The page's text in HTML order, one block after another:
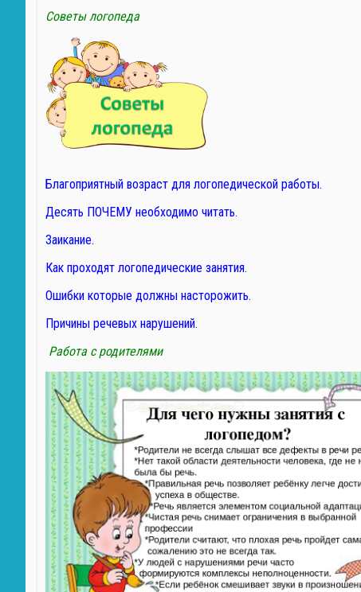
Советы логопеда
Благоприятный возраст для логопедической работы.
Десять ПОЧЕМУ необходимо читать.
Заикание.
Как проходят логопедические занятия.
Ошибки которые должны насторожить.
Причины речевых нарушений.
Работа с родителями